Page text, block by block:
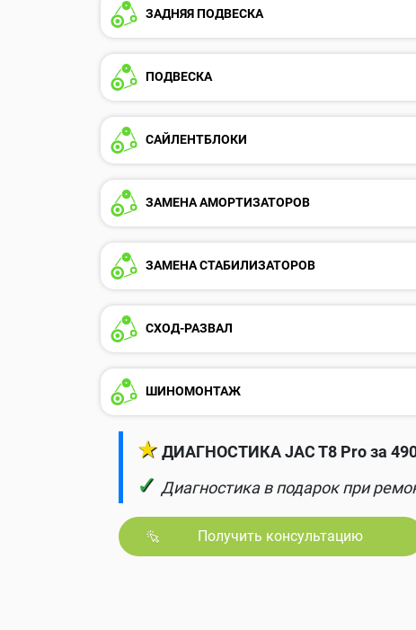
ЗАДНЯЯ ПОДВЕСКА
ПОДВЕСКА
САЙЛЕНТБЛОКИ
ЗАМЕНА АМОРТИЗАТОРОВ
ЗАМЕНА СТАБИЛИЗАТОРОВ
СХОД-РАЗВАЛ
ШИНОМОНТАЖ
★ ДИАГНОСТИКА JAC T8 Pro за
✓ Диагностика в подарок при
Получить консультацию